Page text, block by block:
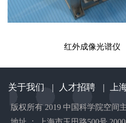
红外成像光谱仪
关于我们 | 人才招聘 | 上
版权所有 2019 中国科学院空间